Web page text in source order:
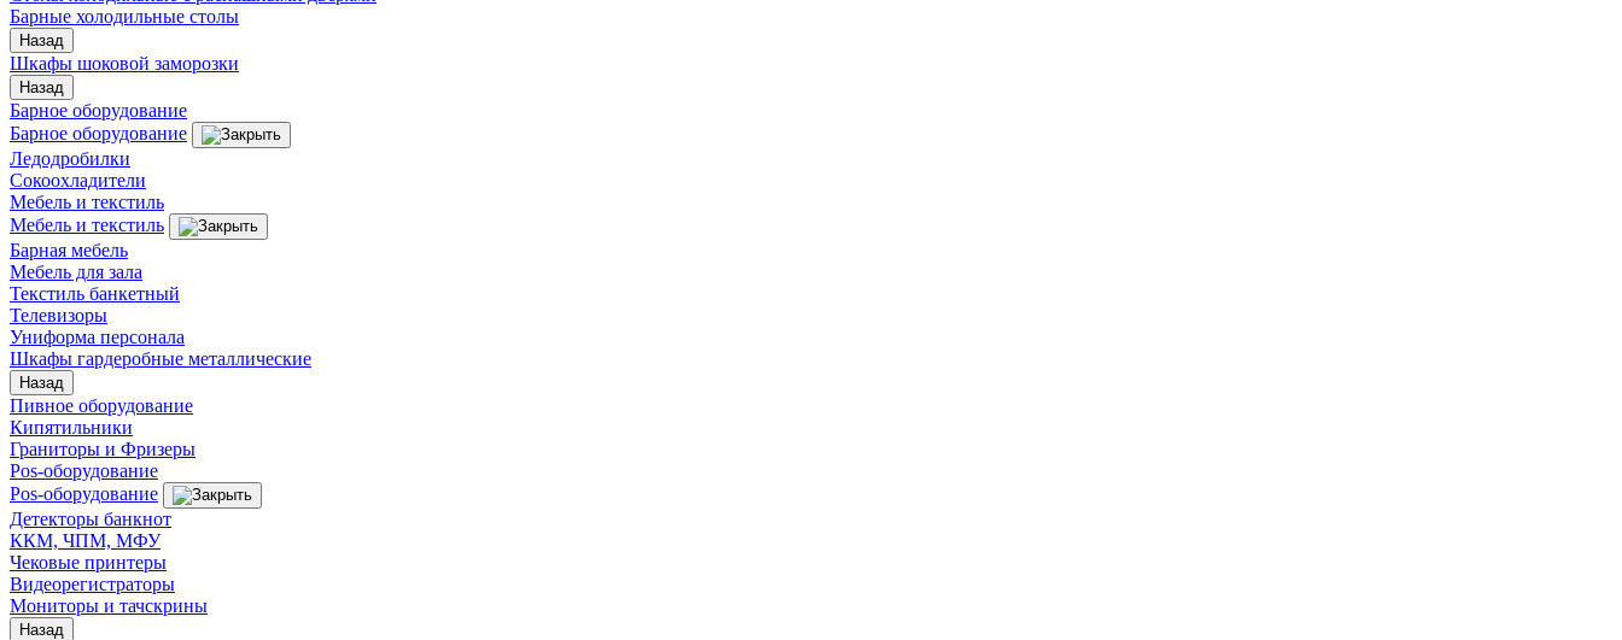
Барные холодильные столы
Назад
Шкафы шоковой заморозки
Назад
Барное оборудование
Барное оборудование
Ледодробилки
Сокоохладители
Мебель и текстиль
Мебель и текстиль
Барная мебель
Мебель для зала
Текстиль банкетный
Телевизоры
Униформа персонала
Шкафы гардеробные металлические
Назад
Пивное оборудование
Кипятильники
Граниторы и Фризеры
Pos-оборудование
Pos-оборудование
Детекторы банкнот
ККМ, ЧПМ, МФУ
Чековые принтеры
Видеорегистраторы
Мониторы и тачскрины
Назад